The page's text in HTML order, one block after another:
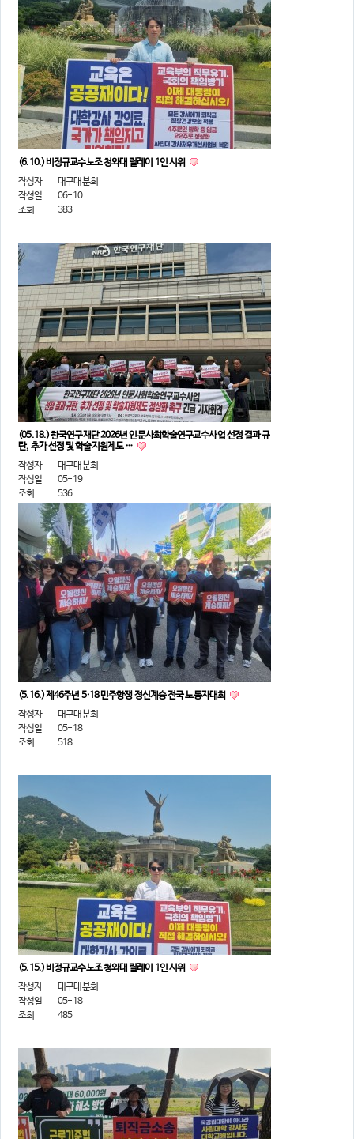
(6.10.) 비정규교수노조 청와대 릴레이 1인 시위
작성자
대구대분회
작성일
06-10
조회
383
(05.18.) 한국연구재단 2026년 인문사회학술연구교수사업 선정 결과 규
탄, 추가 선정 및 학술지원제도 …
작성자
대구대분회
작성일
05-19
조회
536
(5.16.) 제46주년 5·18 민주항쟁 정신계승 전국 노동자대회
작성자
대구대분회
작성일
05-18
조회
518
(5.15.) 비정규교수노조 청와대 릴레이 1인 시위
작성자
대구대분회
작성일
05-18
조회
485